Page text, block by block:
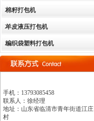
棉籽打包机
羊皮液压打包机
编织袋塑料打包机
手机： 13793085458
联系人：徐经理
地址： 山东省临清市青年街道江庄
村